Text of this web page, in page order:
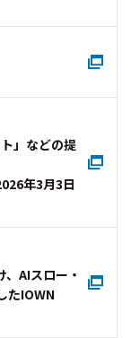
」などの提
年3月3日
AIスロー・
たIOWN